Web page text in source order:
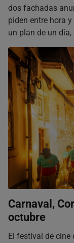
dos fachadas
piden entre hora
un plan de un
Carnaval,
octubre
El festival de cine